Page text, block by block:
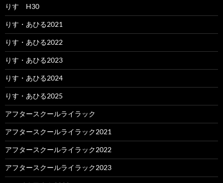
りす H30
りす・あひる2021
りす・あひる2022
りす・あひる2023
りす・あひる2024
りす・あひる2025
アフタースクールライラック
アフタースクールライラック2021
アフタースクールライラック2022
アフタースクールライラック2023